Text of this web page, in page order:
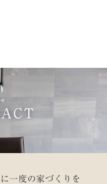
せ
一度の家づくりを